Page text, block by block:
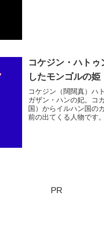
コケジン・ハト
したモンゴルの姫
コケジン（闊闊真）ハ
ガザン・ハンの妃。コ
国）からイルハン国の
前の出てくる人物です
PR